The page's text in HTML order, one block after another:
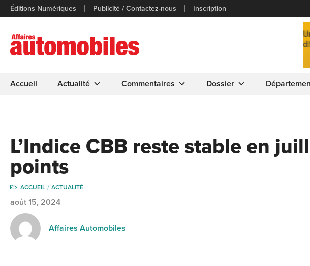
Éditions Numériques Publicité / Contactez-nous Inscription
Accueil Actualité Commentaires Dossier
L’Indice CBB reste stable en
points
ACCUEIL ACTUALITÉ
août 15, 2024
Affaires Automobiles